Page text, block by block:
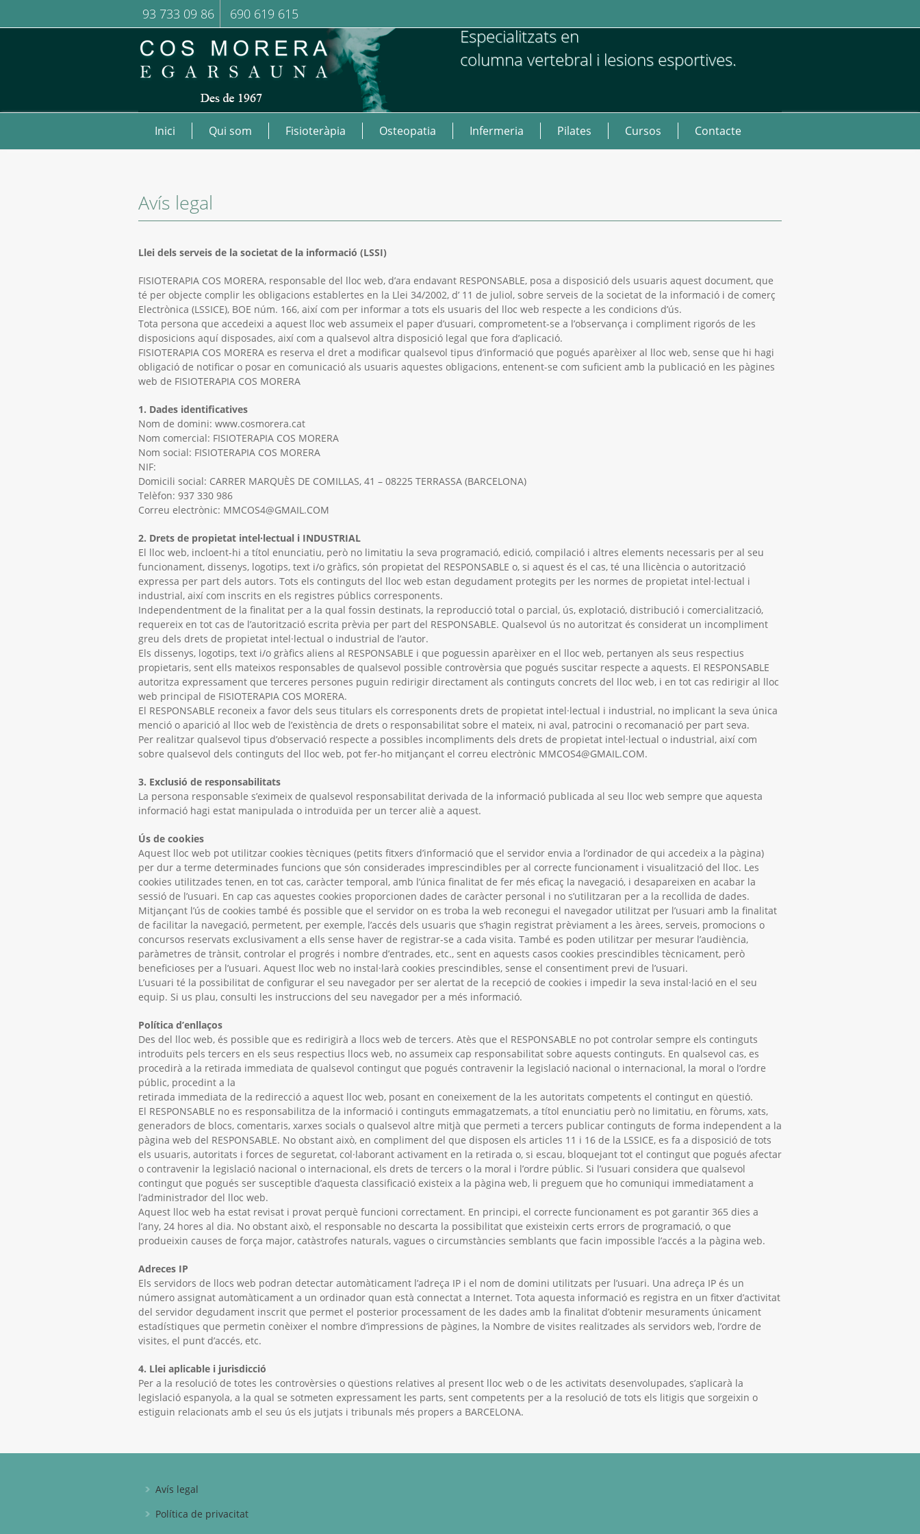
93 733 09 86 690 619 615
Especialitzats en
columna vertebral i lesions esportives.
Inici Qui som Fisioteràpia Osteopatia Infermeria Pilates Cursos Contacte
Avís legal
Llei dels serveis de la societat de la informació (LSSI)
FISIOTERAPIA COS MORERA, responsable del lloc web, d’ara endavant RESPONSABLE, posa a disposició dels usuaris aquest document, que
té per objecte complir les obligacions establertes en la Llei 34/2002, d’ 11 de juliol, sobre serveis de la societat de la informació i de comerç
Electrònica (LSSICE), BOE núm. 166, així com per informar a tots els usuaris del lloc web respecte a les condicions d’ús.
Tota persona que accedeixi a aquest lloc web assumeix el paper d’usuari, comprometent-se a l’observança i compliment rigorós de les
disposicions aquí disposades, així com a qualsevol altra disposició legal que fora d’aplicació.
FISIOTERAPIA COS MORERA es reserva el dret a modificar qualsevol tipus d’informació que pogués aparèixer al lloc web, sense que hi hagi
obligació de notificar o posar en comunicació als usuaris aquestes obligacions, entenent-se com suficient amb la publicació en les pàgines
web de FISIOTERAPIA COS MORERA
1. Dades identificatives
Nom de domini: www.cosmorera.cat
Nom comercial: FISIOTERAPIA COS MORERA
Nom social: FISIOTERAPIA COS MORERA
NIF:
Domicili social: CARRER MARQUÈS DE COMILLAS, 41 – 08225 TERRASSA (BARCELONA)
Telèfon: 937 330 986
Correu electrònic: MMCOS4@GMAIL.COM
2. Drets de propietat intel·lectual i INDUSTRIAL
El lloc web, incloent-hi a títol enunciatiu, però no limitatiu la seva programació, edició, compilació i altres elements necessaris per al seu
funcionament, dissenys, logotips, text i/o gràfics, són propietat del RESPONSABLE o, si aquest és el cas, té una llicència o autorització
expressa per part dels autors. Tots els continguts del lloc web estan degudament protegits per les normes de propietat intel·lectual i
industrial, així com inscrits en els registres públics corresponents.
Independentment de la finalitat per a la qual fossin destinats, la reproducció total o parcial, ús, explotació, distribució i comercialització,
requereix en tot cas de l’autorització escrita prèvia per part del RESPONSABLE. Qualsevol ús no autoritzat és considerat un incompliment
greu dels drets de propietat intel·lectual o industrial de l’autor.
Els dissenys, logotips, text i/o gràfics aliens al RESPONSABLE i que poguessin aparèixer en el lloc web, pertanyen als seus respectius
propietaris, sent ells mateixos responsables de qualsevol possible controvèrsia que pogués suscitar respecte a aquests. El RESPONSABLE
autoritza expressament que terceres persones puguin redirigir directament als continguts concrets del lloc web, i en tot cas redirigir al lloc
web principal de FISIOTERAPIA COS MORERA.
El RESPONSABLE reconeix a favor dels seus titulars els corresponents drets de propietat intel·lectual i industrial, no implicant la seva única
menció o aparició al lloc web de l’existència de drets o responsabilitat sobre el mateix, ni aval, patrocini o recomanació per part seva.
Per realitzar qualsevol tipus d’observació respecte a possibles incompliments dels drets de propietat intel·lectual o industrial, així com
sobre qualsevol dels continguts del lloc web, pot fer-ho mitjançant el correu electrònic MMCOS4@GMAIL.COM.
3. Exclusió de responsabilitats
La persona responsable s’eximeix de qualsevol responsabilitat derivada de la informació publicada al seu lloc web sempre que aquesta
informació hagi estat manipulada o introduïda per un tercer aliè a aquest.
Ús de cookies
Aquest lloc web pot utilitzar cookies tècniques (petits fitxers d’informació que el servidor envia a l’ordinador de qui accedeix a la pàgina)
per dur a terme determinades funcions que són considerades imprescindibles per al correcte funcionament i visualització del lloc. Les
cookies utilitzades tenen, en tot cas, caràcter temporal, amb l’única finalitat de fer més eficaç la navegació, i desapareixen en acabar la
sessió de l’usuari. En cap cas aquestes cookies proporcionen dades de caràcter personal i no s’utilitzaran per a la recollida de dades.
Mitjançant l’ús de cookies també és possible que el servidor on es troba la web reconegui el navegador utilitzat per l’usuari amb la finalitat
de facilitar la navegació, permetent, per exemple, l’accés dels usuaris que s’hagin registrat prèviament a les àrees, serveis, promocions o
concursos reservats exclusivament a ells sense haver de registrar-se a cada visita. També es poden utilitzar per mesurar l’audiència,
paràmetres de trànsit, controlar el progrés i nombre d’entrades, etc., sent en aquests casos cookies prescindibles tècnicament, però
beneficioses per a l’usuari. Aquest lloc web no instal·larà cookies prescindibles, sense el consentiment previ de l’usuari.
L’usuari té la possibilitat de configurar el seu navegador per ser alertat de la recepció de cookies i impedir la seva instal·lació en el seu
equip. Si us plau, consulti les instruccions del seu navegador per a més informació.
Política d’enllaços
Des del lloc web, és possible que es redirigirà a llocs web de tercers. Atès que el RESPONSABLE no pot controlar sempre els continguts
introduïts pels tercers en els seus respectius llocs web, no assumeix cap responsabilitat sobre aquests continguts. En qualsevol cas, es
procedirà a la retirada immediata de qualsevol contingut que pogués contravenir la legislació nacional o internacional, la moral o l’ordre
públic, procedint a la
retirada immediata de la redirecció a aquest lloc web, posant en coneixement de la les autoritats competents el contingut en qüestió.
El RESPONSABLE no es responsabilitza de la informació i continguts emmagatzemats, a títol enunciatiu però no limitatiu, en fòrums, xats,
generadors de blocs, comentaris, xarxes socials o qualsevol altre mitjà que permeti a tercers publicar continguts de forma independent a la
pàgina web del RESPONSABLE. No obstant això, en compliment del que disposen els articles 11 i 16 de la LSSICE, es fa a disposició de tots
els usuaris, autoritats i forces de seguretat, col·laborant activament en la retirada o, si escau, bloquejant tot el contingut que pogués afectar
o contravenir la legislació nacional o internacional, els drets de tercers o la moral i l’ordre públic. Si l’usuari considera que qualsevol
contingut que pogués ser susceptible d’aquesta classificació existeix a la pàgina web, li preguem que ho comuniqui immediatament a
l’administrador del lloc web.
Aquest lloc web ha estat revisat i provat perquè funcioni correctament. En principi, el correcte funcionament es pot garantir 365 dies a
l’any, 24 hores al dia. No obstant això, el responsable no descarta la possibilitat que existeixin certs errors de programació, o que
produeixin causes de força major, catàstrofes naturals, vagues o circumstàncies semblants que facin impossible l’accés a la pàgina web.
Adreces IP
Els servidors de llocs web podran detectar automàticament l’adreça IP i el nom de domini utilitzats per l’usuari. Una adreça IP és un
número assignat automàticament a un ordinador quan està connectat a Internet. Tota aquesta informació es registra en un fitxer d’activitat
del servidor degudament inscrit que permet el posterior processament de les dades amb la finalitat d’obtenir mesuraments únicament
estadístiques que permetin conèixer el nombre d’impressions de pàgines, la Nombre de visites realitzades als servidors web, l’ordre de
visites, el punt d’accés, etc.
4. Llei aplicable i jurisdicció
Per a la resolució de totes les controvèrsies o qüestions relatives al present lloc web o de les activitats desenvolupades, s’aplicarà la
legislació espanyola, a la qual se sotmeten expressament les parts, sent competents per a la resolució de tots els litigis que sorgeixin o
estiguin relacionats amb el seu ús els jutjats i tribunals més propers a BARCELONA.
Avís legal
Política de privacitat